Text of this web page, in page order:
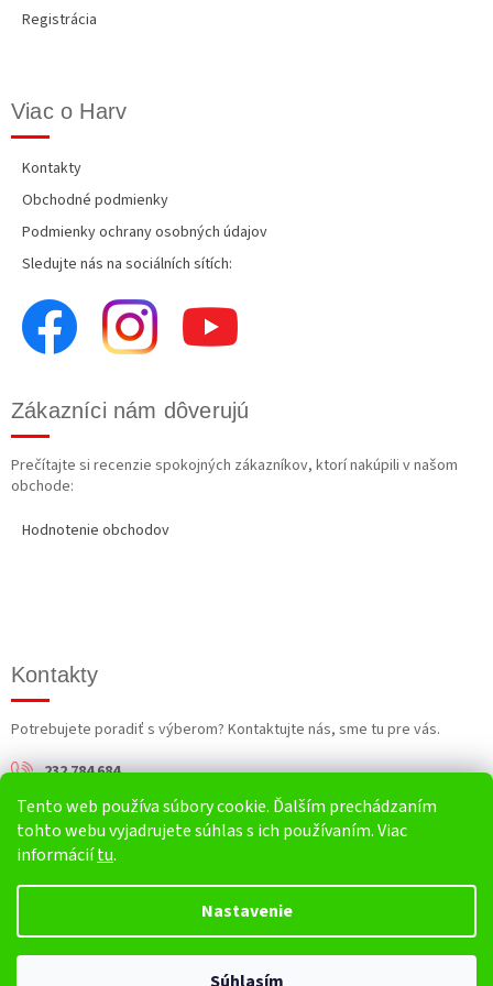
Tento web používa súbory cookie. Ďalším prechádzaním
tohto webu vyjadrujete súhlas s ich používaním. Viac
informáciítu.
Nastavenie
Registrácia
Viac o Harv
Kontakty
Obchodné podmienky
Podmienky ochrany osobných údajov
Sledujte nás na sociálních sítích:
Zákazníci nám dôverujú
Prečítajte si recenzie spokojných zákazníkov, ktorí nakúpili v našom
obchode:
Hodnotenie obchodov
Kontakty
Potrebujete poradiť s výberom? Kontaktujte nás, sme tu pre vás.
232 784 684
info@harv.sk